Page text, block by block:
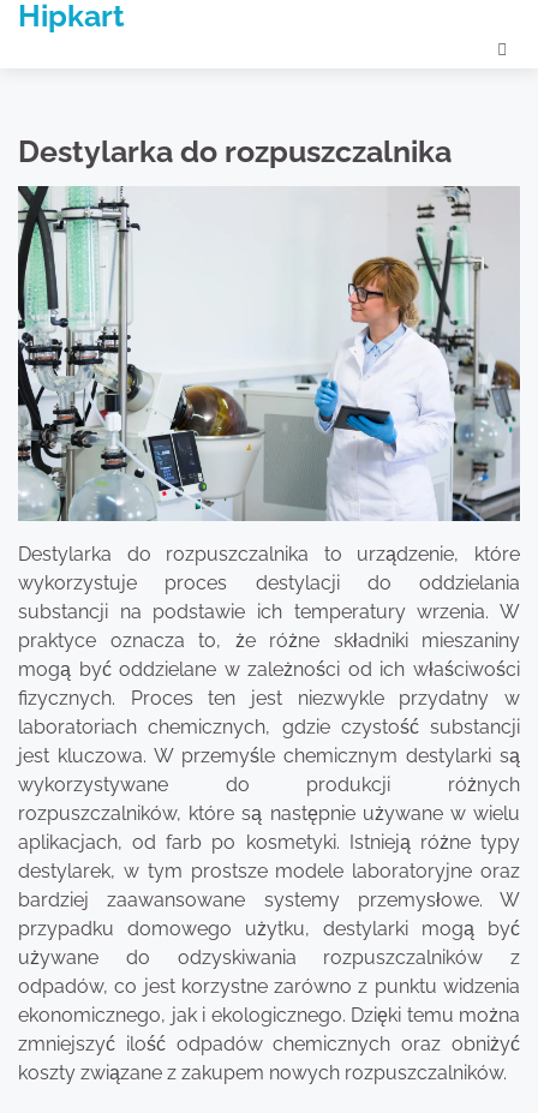
SkipHipkart
Destylarka do rozpuszczalnika
Destylarka do rozpuszczalnika to urządzenie, które
wykorzystuje proces destylacji do oddzielania
substancji na podstawie ich temperatury wrzenia. W
praktyce oznacza to, że różne składniki mieszaniny
mogą być oddzielane w zależności od ich właściwości
fizycznych. Proces ten jest niezwykle przydatny w
laboratoriach chemicznych, gdzie czystość substancji
jest kluczowa. W przemyśle chemicznym destylarki są
wykorzystywane do produkcji różnych
rozpuszczalników, które są następnie używane w wielu
aplikacjach, od farb po kosmetyki. Istnieją różne typy
destylarek, w tym prostsze modele laboratoryjne oraz
bardziej zaawansowane systemy przemysłowe. W
przypadku domowego użytku, destylarki mogą być
używane do odzyskiwania rozpuszczalników z
odpadów, co jest korzystne zarówno z punktu widzenia
ekonomicznego, jak i ekologicznego. Dzięki temu można
zmniejszyć ilość odpadów chemicznych oraz obniżyć
koszty związane z zakupem nowych rozpuszczalników.